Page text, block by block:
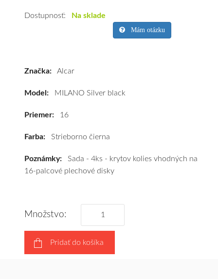
kolesá
16"
Dostupnosť: Na sklade
Mám otázku
Značka: Alcar
Model: MILANO Silver black
Priemer: 16
Farba: Strieborno čierna
Poznámky: Sada - 4ks - krytov kolies vhodných na
16-palcové plechové disky
Množstvo:
Pridať do košíka